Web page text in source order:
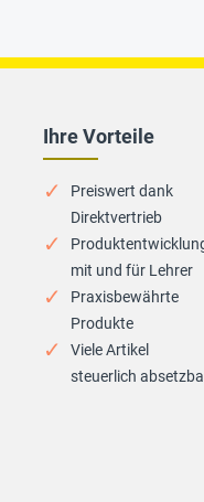
Ihre Vorteile
Preiswert dank
Direktvertrieb
mit und für Lehrer
Praxisbewährte
Produkte
Viele Artikel
steuerlich